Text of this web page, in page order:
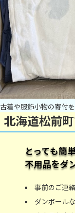
古着や服飾小物の寄付
北海道松前
とっても簡
不用品をダ
事前のご連
ダンボール